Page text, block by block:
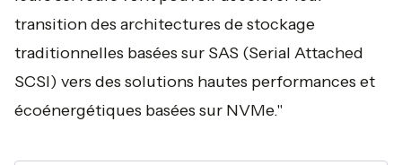
transition des architectures de stockage
traditionnelles basées sur SAS (Serial Attached
SCSI) vers des solutions hautes performances et
écoénergétiques basées sur NVMe."